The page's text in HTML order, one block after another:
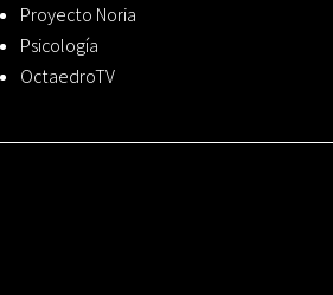
Proyecto Noria
Psicología
OctaedroTV